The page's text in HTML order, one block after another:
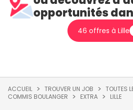
opportunités
46 offres à Lille
ACCUEIL TROUVER UN JOB
TOUTES
COMMIS BOULANGER
EXTRA LILLE